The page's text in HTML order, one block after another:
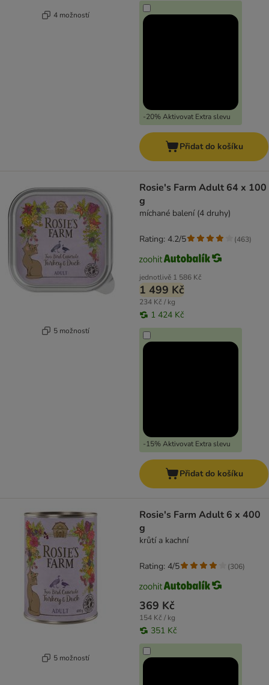
4 možností
-20% Aktivovat Extra slevu
Přidat do košíku
5 možností
Rosie's Farm Adult 64 x 100
g
míchané balení (4 druhy)
jednotlivě 1 586 Kč
1 499 Kč
234 Kč / kg
1 424 Kč
-15% Aktivovat Extra slevu
Rating: 4.2/5 (463)
Přidat do košíku
5 možností
Rosie's Farm Adult 6 x 400
g
krůtí a kachní
369 Kč
154 Kč / kg
351 Kč
Rating: 4/5 (306)